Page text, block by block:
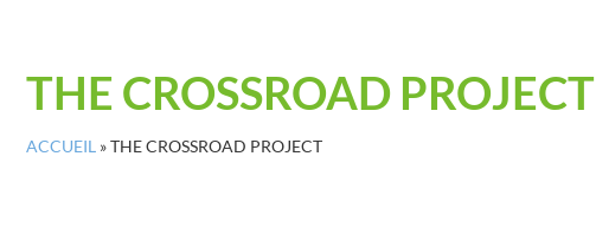
THE CROSSROAD PROJECT
ACCUEIL »THE CROSSROAD PROJECT